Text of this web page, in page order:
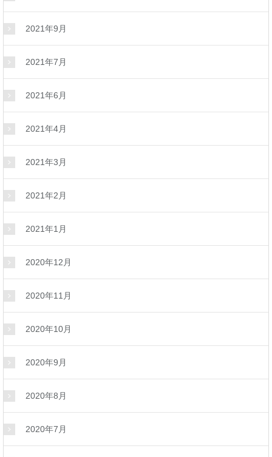
2021年9月
2021年7月
2021年6月
2021年4月
2021年3月
2021年2月
2021年1月
2020年12月
2020年11月
2020年10月
2020年9月
2020年8月
2020年7月